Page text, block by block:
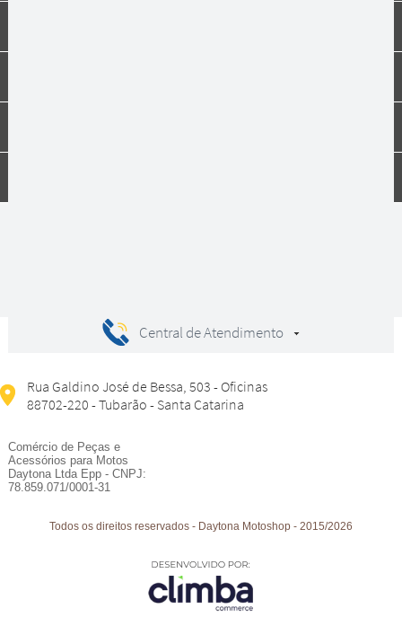
Central de Atendimento
Rua Galdino José de Bessa, 503 - Oficinas
88702-220 - Tubarão - Santa Catarina
Comércio de Peças e
Acessórios para Motos
Daytona Ltda Epp - CNPJ:
78.859.071/0001-31
Todos os direitos reservados -Daytona Motoshop -2015/2026